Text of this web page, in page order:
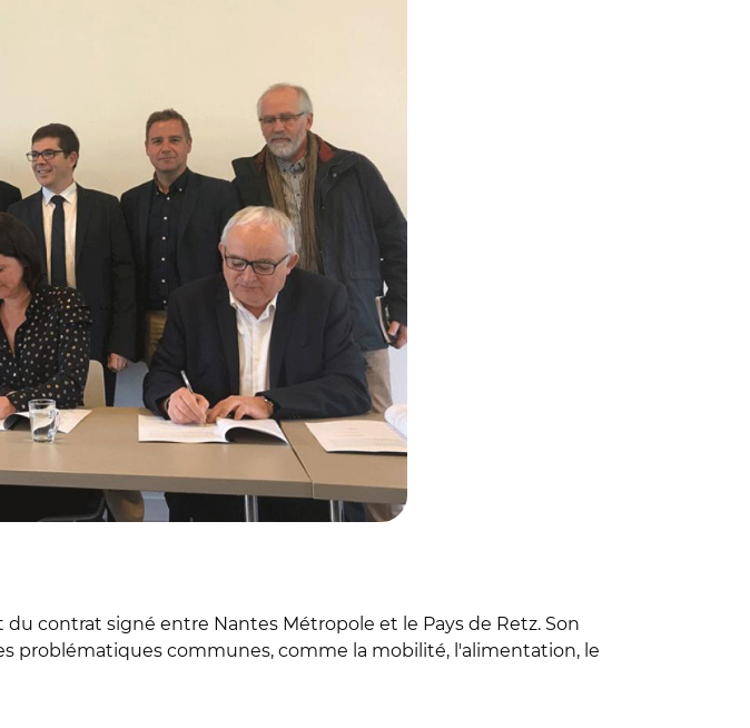
contrat signé entre Nantes Métropole et le Pays de Retz. Son
problématiques communes, comme la mobilité, l'alimentation, le